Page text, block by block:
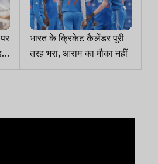
भारत के क्रिकेट कैलेंडर पूरी
तरह भरा, आराम का मौका नहीं